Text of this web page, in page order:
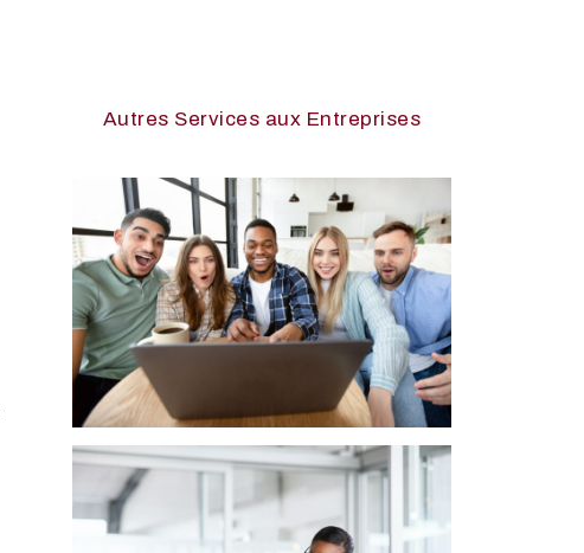
Autres Services aux Entreprises